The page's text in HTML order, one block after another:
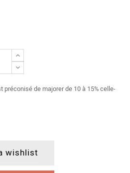
de majorer de 10 à 15% celle-
wishlist